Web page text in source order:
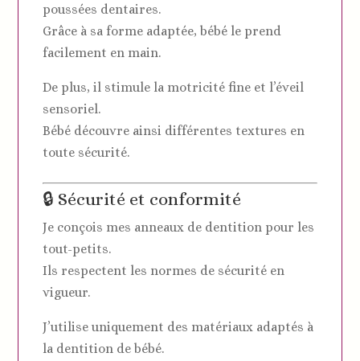
poussées dentaires.
Grâce à sa forme adaptée, bébé le prend
facilement en main.
De plus, il stimule la motricité fine et l’éveil
sensoriel.
Bébé découvre ainsi différentes textures en
toute sécurité.
🔒 Sécurité et conformité
Je conçois mes anneaux de dentition pour les
tout-petits.
Ils respectent les normes de sécurité en
vigueur.
J’utilise uniquement des matériaux adaptés à
la dentition de bébé.